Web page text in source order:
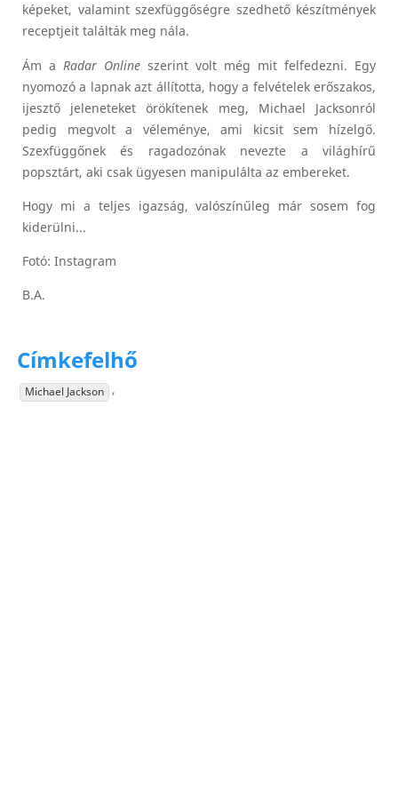
képeket, valamint szexfüggőségre szedhető készítmények
receptjeit találták meg nála.
Ám a Radar Online szerint volt még mit felfedezni. Egy
nyomozó a lapnak azt állította, hogy a felvételek erőszakos,
ijesztő jeleneteket örökítenek meg, Michael Jacksonról
pedig megvolt a véleménye, ami kicsit sem hízelgő.
Szexfüggőnek és ragadozónak nevezte a világhírű
popsztárt, aki csak ügyesen manipulálta az embereket.
Hogy mi a teljes igazság, valószínűleg már sosem fog
kiderülni...
Fotó: Instagram
B.A.
Címkefelhő
Michael Jackson ,